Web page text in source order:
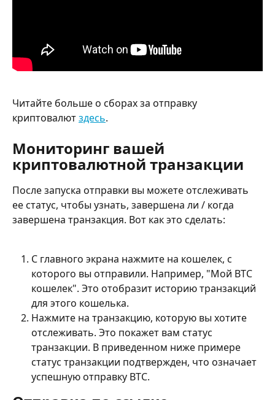
Читайте больше о сборах за отправку
криптовалют здесь.
Мониторинг вашей
криптовалютной транзакции
После запуска отправки вы можете отслеживать
ее статус, чтобы узнать, завершена ли / когда
завершена транзакция. Вот как это сделать:
С главного экрана нажмите на кошелек, с
которого вы отправили. Например, "Мой BTC
кошелек". Это отобразит историю транзакций
для этого кошелька.
Нажмите на транзакцию, которую вы хотите
отслеживать. Это покажет вам статус
транзакции. В приведенном ниже примере
статус транзакции подтвержден, что означает
успешную отправку BTC.